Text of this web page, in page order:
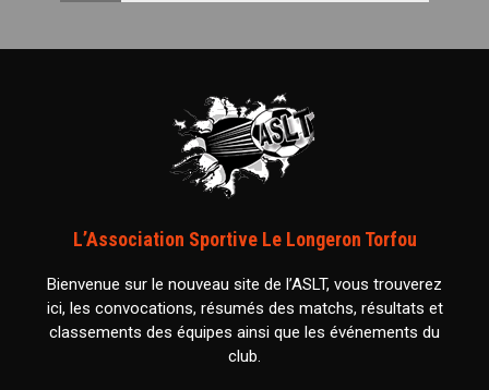
L’Association Sportive Le Longeron Torfou
Bienvenue sur le nouveau site de l’ASLT, vous trouverez
ici, les convocations, résumés des matchs, résultats et
classements des équipes ainsi que les événements du
club.